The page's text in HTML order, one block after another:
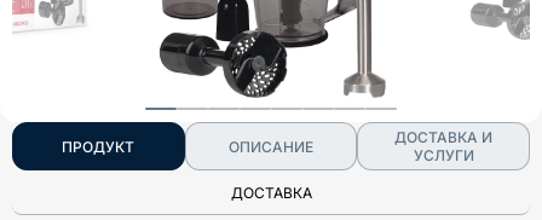
ПРОДУКТ ОПИСАНИЕ
ДОСТАВКА И
УСЛУГИ
ДОСТАВКА